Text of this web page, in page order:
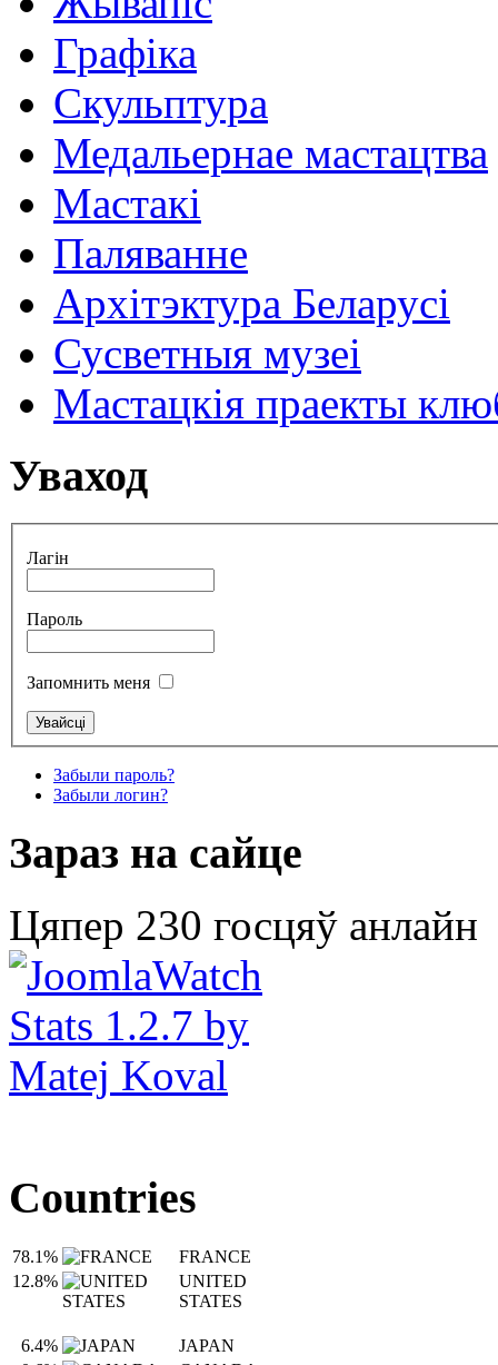
Графіка
Скульптура
Медальернае мастацтва
Мастакі
Паляванне
Архітэктура Беларусі
Сусветныя музеі
Мастацкія праекты
Уваход
Лагін
Пароль
Запомнить меня
Забыли пароль?
Забыли логин?
Зараз на сайце
Цяпер 230 госцяў анлайн
Countries
78.1%
FRANCE
12.8%
UNITED
STATES
6.4%
JAPAN